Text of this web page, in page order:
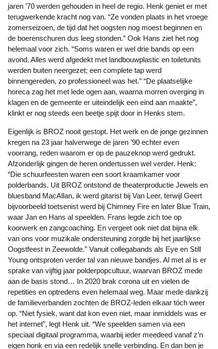
jaren ’70 werden gehouden in heel de regio. Henk geniet er met
terugwerkende kracht nog van. “Ze vonden plaats in het vroege
zomerseizoen, de tijd dat het oogsten nog moest beginnen en
de boerenschuren dus leeg stonden.” Ook Hans ziet het nog
helemaal voor zich. “Soms waren er wel drie bands op een
avond. Alles werd afgedekt met landbouwplastic en toiletunits
werden buiten neergezet; een complete tap werd
binnengereden, zo professioneel was het.” “De plaatselijke
horeca zag het met lede ogen aan, waarna morren overging in
klagen en de gemeente er uiteindelijk een eind aan maakte”,
klinkt er nog steeds een beetje spijt door in Henks stem.
Eigenlijk is BROZ nooit gestopt. Het werk en de jonge gezinnen
kregen na 23 jaar halverwege de jaren ’90 echter even
voorrang, reden waarom er op de pauzeknop werd gedrukt.
Afzonderlijk gingen de heren ondertussen wel verder. Henk:
“Die schuurfeesten waren een soort kraamkamer voor
polderbands. Uit BROZ ontstond de theaterproductie Jewels en
bluesband MacAllan, ik werd gitarist bij Van Leer, terwijl Geert
bijvoorbeeld toetsenist werd bij Chimney Fire en later Blue Train,
waar Jan en Hans al speelden. Frans legde zich toe op
koorwerk en zangcoaching. En vergeet ook niet dat bijna elk
van ons voor muzikale ondersteuning zorgde bij het jaarlijkse
Oogstfeest in Zeewolde.” Vanuit collegabands als Eye en Still
Young ontsproten verder tal van nieuwe bandjes. Al met al is er
sprake van vijftig jaar polderpopcultuur, waarvan BROZ mede
aan de basis stond… In 2020 brak corona uit en vielen de
repetities en optredens even helemaal weg. Maar mede dankzij
de familieverbanden zochten de BROZ-leden elkaar tóch weer
op. “Niet fysiek, want dat kon even niet, maar inmiddels was er
het internet”, legt Henk uit. “We speelden samen via een
speciaal digitaal programma, waarbij ieder meedeed vanaf z’n
eigen honk en via een redelijk snelle verbinding. En dan ben je